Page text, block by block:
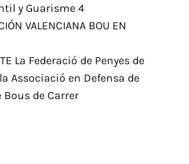
y Guarisme 4
VALENCIANA BOU EN
La Federació de Penyes de
Associació en Defensa de
Bous de Carrer